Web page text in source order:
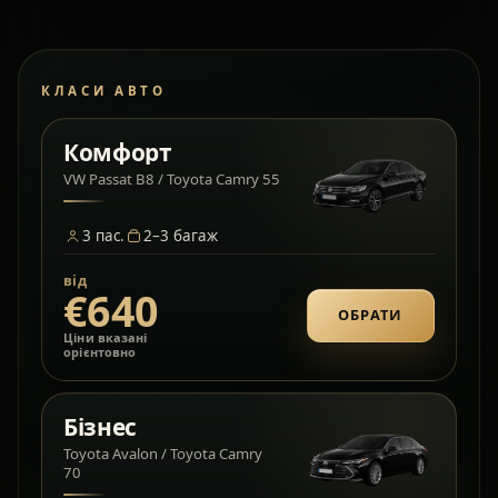
КЛАСИ АВТО
Комфорт
VW Passat B8 / Toyota Camry 55
3 пас. 2–3 багаж
від
€640
Ціни вказані
орієнтовно
ОБРАТИ
Бізнес
Toyota Avalon / Toyota Camry
70